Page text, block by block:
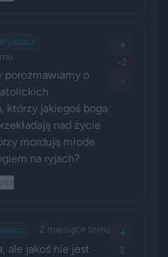
Wyjadacz
porozmawiamy o
którzy jakiegoś boga
nad życie
mordują młode
na ryjach?
+
-2
-
2 miesiące temu
ale jakoś nie jest
+
2